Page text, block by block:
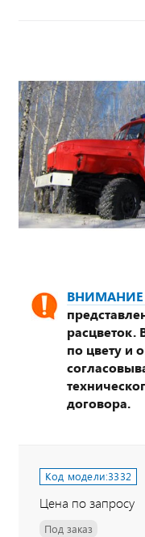
ВНИМАНИЕ
расцветок.
по цвету и
договора.
Код модели:3332
Цена по запросу
Под заказ